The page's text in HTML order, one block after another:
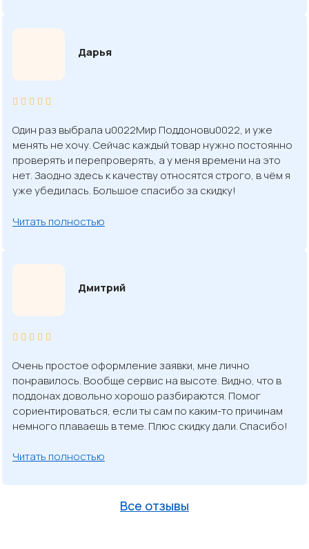
Дарья
Один раз выбрала u0022Мир Поддоновu0022, и уже
менять не хочу. Сейчас каждый товар нужно постоянно
проверять и перепроверять, а у меня времени на это
нет. Заодно здесь к качеству относятся строго, в чём я
уже убедилась. Большое спасибо за скидку!
Читать полностью
Дмитрий
Очень простое оформление заявки, мне лично
понравилось. Вообще сервис на высоте. Видно, что в
поддонах довольно хорошо разбираются. Помог
сориентироваться, если ты сам по каким-то причинам
немного плаваешь в теме. Плюс скидку дали. Спасибо!
Читать полностью
Все отзывы